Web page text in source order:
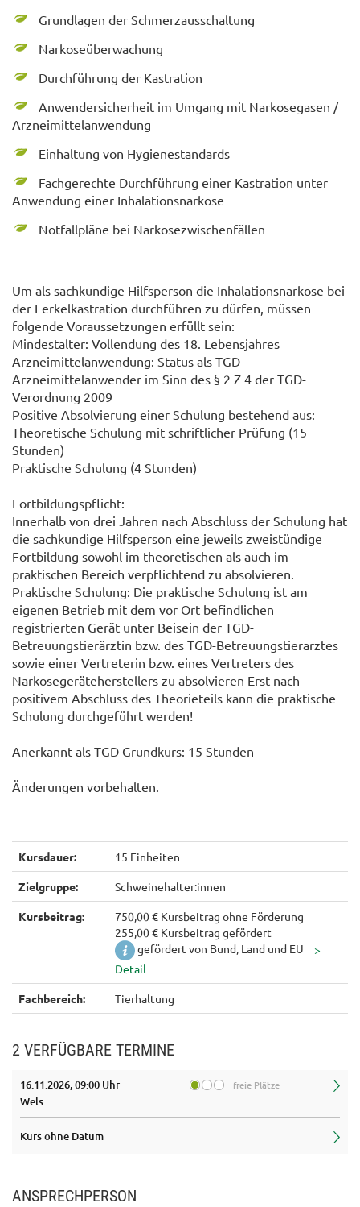
Grundlagen der Schmerzausschaltung
Narkoseüberwachung
Durchführung der Kastration
Anwendersicherheit im Umgang mit Narkosegasen /
Arzneimittelanwendung
Einhaltung von Hygienestandards
Fachgerechte Durchführung einer Kastration unter
Anwendung einer Inhalationsnarkose
Notfallpläne bei Narkosezwischenfällen
Um als sachkundige Hilfsperson die Inhalationsnarkose bei
der Ferkelkastration durchführen zu dürfen, müssen
folgende Voraussetzungen erfüllt sein:
Mindestalter: Vollendung des 18. Lebensjahres
Arzneimittelanwendung: Status als TGD-
Arzneimittelanwender im Sinn des § 2 Z 4 der TGD-
Verordnung 2009
Positive Absolvierung einer Schulung bestehend aus:
Theoretische Schulung mit schriftlicher Prüfung (15
Stunden)
Praktische Schulung (4 Stunden)
Fortbildungspflicht:
Innerhalb von drei Jahren nach Abschluss der Schulung hat
die sachkundige Hilfsperson eine jeweils zweistündige
Fortbildung sowohl im theoretischen als auch im
praktischen Bereich verpflichtend zu absolvieren.
Praktische Schulung: Die praktische Schulung ist am
eigenen Betrieb mit dem vor Ort befindlichen
registrierten Gerät unter Beisein der TGD-
Betreuungstierärztin bzw. des TGD-Betreuungstierarztes
sowie einer Vertreterin bzw. eines Vertreters des
Narkosegeräteherstellers zu absolvieren Erst nach
positivem Abschluss des Theorieteils kann die praktische
Schulung durchgeführt werden!
Anerkannt als TGD Grundkurs: 15 Stunden
Änderungen vorbehalten.
Kursdauer: 15 Einheiten
Zielgruppe: Schweinehalter:innen
Kursbeitrag:
750,00 € Kursbeitrag ohne Förderung
255,00 € Kursbeitrag gefördert
gefördert von Bund, Land und EU
Fachbereich: Tierhaltung
2 VERFÜGBARE TERMINE
16.11.2026, 09:00 Uhr freie Plätze
Wels
Kurs ohne Datum
ANSPRECHPERSON